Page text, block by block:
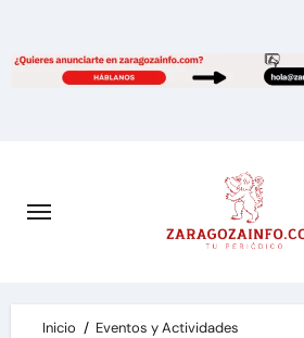
contenido
Inicio
Eventos y Actividades